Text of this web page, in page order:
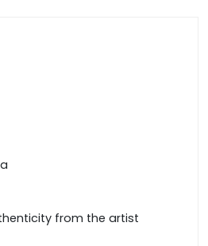
from the artist